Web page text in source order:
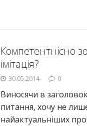
Компетентнісно
імітація?
30.05.2014 0
Виносячи в
питання, хочу не
найактуальніших